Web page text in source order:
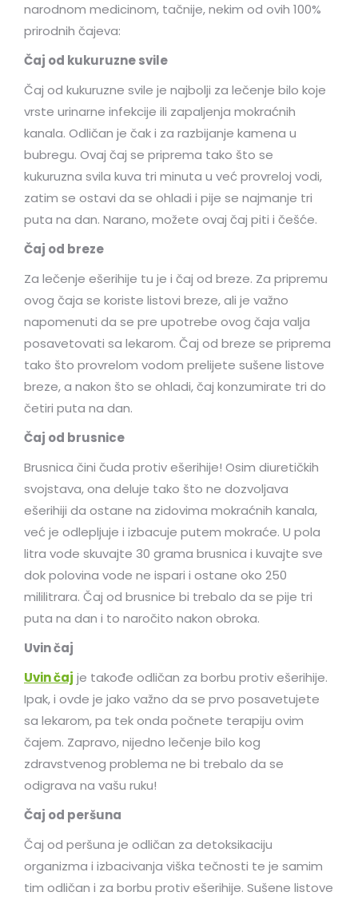
narodnom medicinom, tačnije, nekim od ovih 100%
prirodnih čajeva:
Čaj od kukuruzne svile
Čaj od kukuruzne svile je najbolji za lečenje bilo koje
vrste urinarne infekcije ili zapaljenja mokraćnih
kanala. Odličan je čak i za razbijanje kamena u
bubregu. Ovaj čaj se priprema tako što se
kukuruzna svila kuva tri minuta u već provreloj vodi,
zatim se ostavi da se ohladi i pije se najmanje tri
puta na dan. Narano, možete ovaj čaj piti i češće.
Čaj od breze
Za lečenje ešerihije tu je i čaj od breze. Za pripremu
ovog čaja se koriste listovi breze, ali je važno
napomenuti da se pre upotrebe ovog čaja valja
posavetovati sa lekarom. Čaj od breze se priprema
tako što provrelom vodom prelijete sušene listove
breze, a nakon što se ohladi, čaj konzumirate tri do
četiri puta na dan.
Čaj od brusnice
Brusnica čini čuda protiv ešerihije! Osim diuretičkih
svojstava, ona deluje tako što ne dozvoljava
ešerihiji da ostane na zidovima mokraćnih kanala,
već je odlepljuje i izbacuje putem mokraće. U pola
litra vode skuvajte 30 grama brusnica i kuvajte sve
dok polovina vode ne ispari i ostane oko 250
mililitrara. Čaj od brusnice bi trebalo da se pije tri
puta na dan i to naročito nakon obroka.
Uvin čaj
Uvin čaj je takođe odličan za borbu protiv ešerihije.
Ipak, i ovde je jako važno da se prvo posavetujete
sa lekarom, pa tek onda počnete terapiju ovim
čajem. Zapravo, nijedno lečenje bilo kog
zdravstvenog problema ne bi trebalo da se
odigrava na vašu ruku!
Čaj od peršuna
Čaj od peršuna je odličan za detoksikaciju
organizma i izbacivanja viška tečnosti te je samim
tim odličan i za borbu protiv ešerihije. Sušene listove